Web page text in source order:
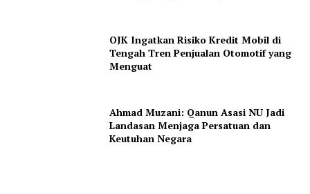
OJK Ingatkan Risiko Kredit Mobil di
Tengah Tren Penjualan Otomotif yang
Menguat
Ahmad Muzani: Qanun Asasi NU Jadi
Landasan Menjaga Persatuan dan
Keutuhan Negara